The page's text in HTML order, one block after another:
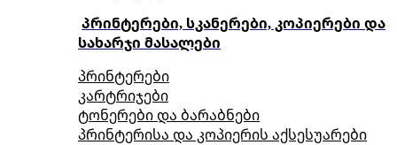
პრინტერები, სკანერები, კოპიერები და
სახარჯი მასალები
პრინტერები
კარტრიჯები
ტონერები და ბარაბნები
პრინტერისა და კოპიერის აქსესუარები